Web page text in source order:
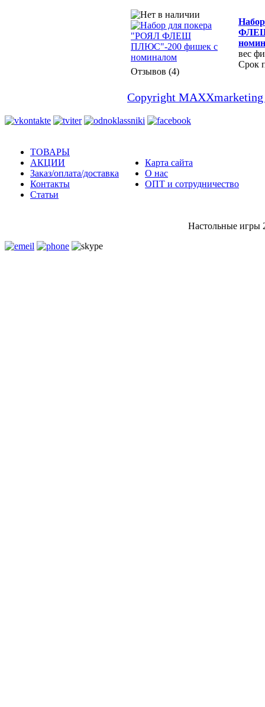
Отзывов (4)
вес
Срок
Copyright MAXXmarketing
ТОВАРЫ
АКЦИИ
Заказ/оплата/доставка
Контакты
Статьи
Карта сайта
О нас
ОПТ и сотрудничество